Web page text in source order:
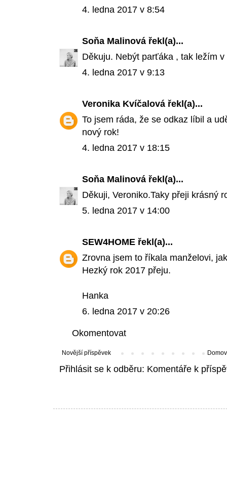
4. ledna 2017 v 8:54
Soňa Malinová řekl(a)...
Děkuju. Nebýt parťáka , tak ležím v
4. ledna 2017 v 9:13
Veronika Kvíčalová řekl(a)...
To jsem ráda, že se odkaz líbil a
nový rok!
4. ledna 2017 v 18:15
Soňa Malinová řekl(a)...
Děkuji, Veroniko.Taky přeji krásný
5. ledna 2017 v 14:00
SEW4HOME řekl(a)...
Zrovna jsem to říkala manželovi,
Hezký rok 2017 přeju.
Hanka
6. ledna 2017 v 20:26
Okomentovat
Novější příspěvek
Přihlásit se k odběru: Komentáře k